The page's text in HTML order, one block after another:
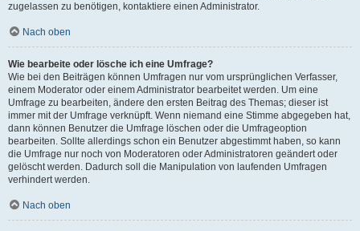
zugelassen zu benötigen, kontaktiere einen Administrator.
Nach oben
Wie bearbeite oder lösche ich eine Umfrage?
Wie bei den Beiträgen können Umfragen nur vom ursprünglichen Verfasser,
einem Moderator oder einem Administrator bearbeitet werden. Um eine
Umfrage zu bearbeiten, ändere den ersten Beitrag des Themas; dieser ist
immer mit der Umfrage verknüpft. Wenn niemand eine Stimme abgegeben hat,
dann können Benutzer die Umfrage löschen oder die Umfrageoption
bearbeiten. Sollte allerdings schon ein Benutzer abgestimmt haben, so kann
die Umfrage nur noch von Moderatoren oder Administratoren geändert oder
gelöscht werden. Dadurch soll die Manipulation von laufenden Umfragen
verhindert werden.
Nach oben